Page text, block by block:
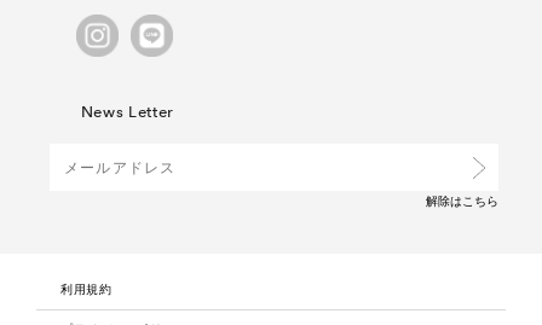
News Letter
解除はこちら
利用規約